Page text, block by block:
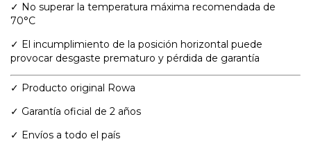
✓ No superar la temperatura máxima recomendada de
70°C
✓ El incumplimiento de la posición horizontal puede
provocar desgaste prematuro y pérdida de garantía
✓ Producto original Rowa
✓ Garantía oficial de 2 años
✓ Envíos a todo el país